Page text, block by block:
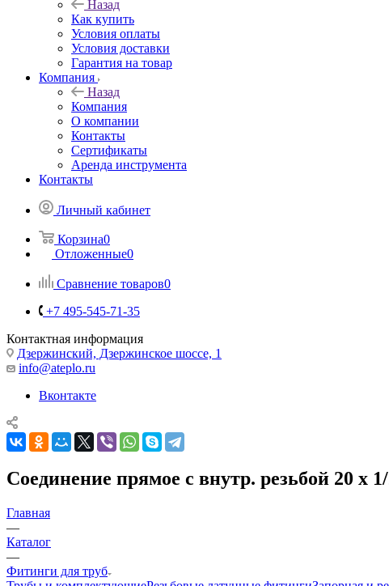
Назад
Как купить
Условия оплаты
Условия доставки
Гарантия на товар
Компания
Назад
Компания
О компании
Контакты
Сертификаты
Аренда инструмента
Контакты
Личный кабинет
Корзина0
Отложенные0
Сравнение товаров0
+7 495-545-71-35
Контактная информация
Дзержинский, Дзержинское шоссе, 1
info@ateplo.ru
Вконтакте
Соединение прямое с внутр. резьбой 20 х
Главная
—
Каталог
—
Фитинги для труб